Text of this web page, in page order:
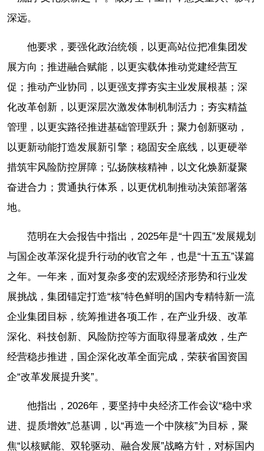
深远。
他要求，要强化政治统领，以更高站位把准集团发
展方向；推进融合赋能，以更实载体推动党建经营互
促；推动产业协同，以更强支撑夯实主业发展根基；深
化改革创新，以更深层次激发体制机制活力；夯实精益
管理，以更实路径推进基础管理跃升；聚力创新驱动，
以更新动能打造发展新引擎；稳固安全底线，以更硬举
措筑牢风险防控屏障；弘扬陕核精神，以文化焕新凝聚
奋进合力；贯通执行体系，以更优机制推动决策部署落
地。
范明在大会报告中指出，2025年是“十四五”发展规划
与国企改革深化提升行动的收官之年，也是“十五五”谋篇
之年。一年来，面对复杂多变的宏观经济形势和行业发
展挑战，集团锚定打造“核”特色鲜明的国内专精特新一流
企业集团目标，统筹推进各项工作，在产业升级、改革
深化、科技创新、风险防控等方面取得显著成效，生产
经营稳步推进，国企深化改革全面完成，荣获省国资国
企“改革发展提升奖”。
他指出，2026年，要坚持中央经济工作会议“稳中求
进、提质增效”总基调，以“再造一个中陕核”为目标，聚
焦“以核赋能、双轮驱动、融合发展”战略方针，对标国内